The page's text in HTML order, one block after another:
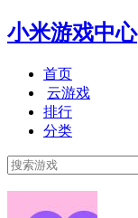
小米游戏中心
首页
云游戏
排行
分类